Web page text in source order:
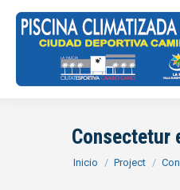
Consectetur
Estás aquí:
Inicio Project